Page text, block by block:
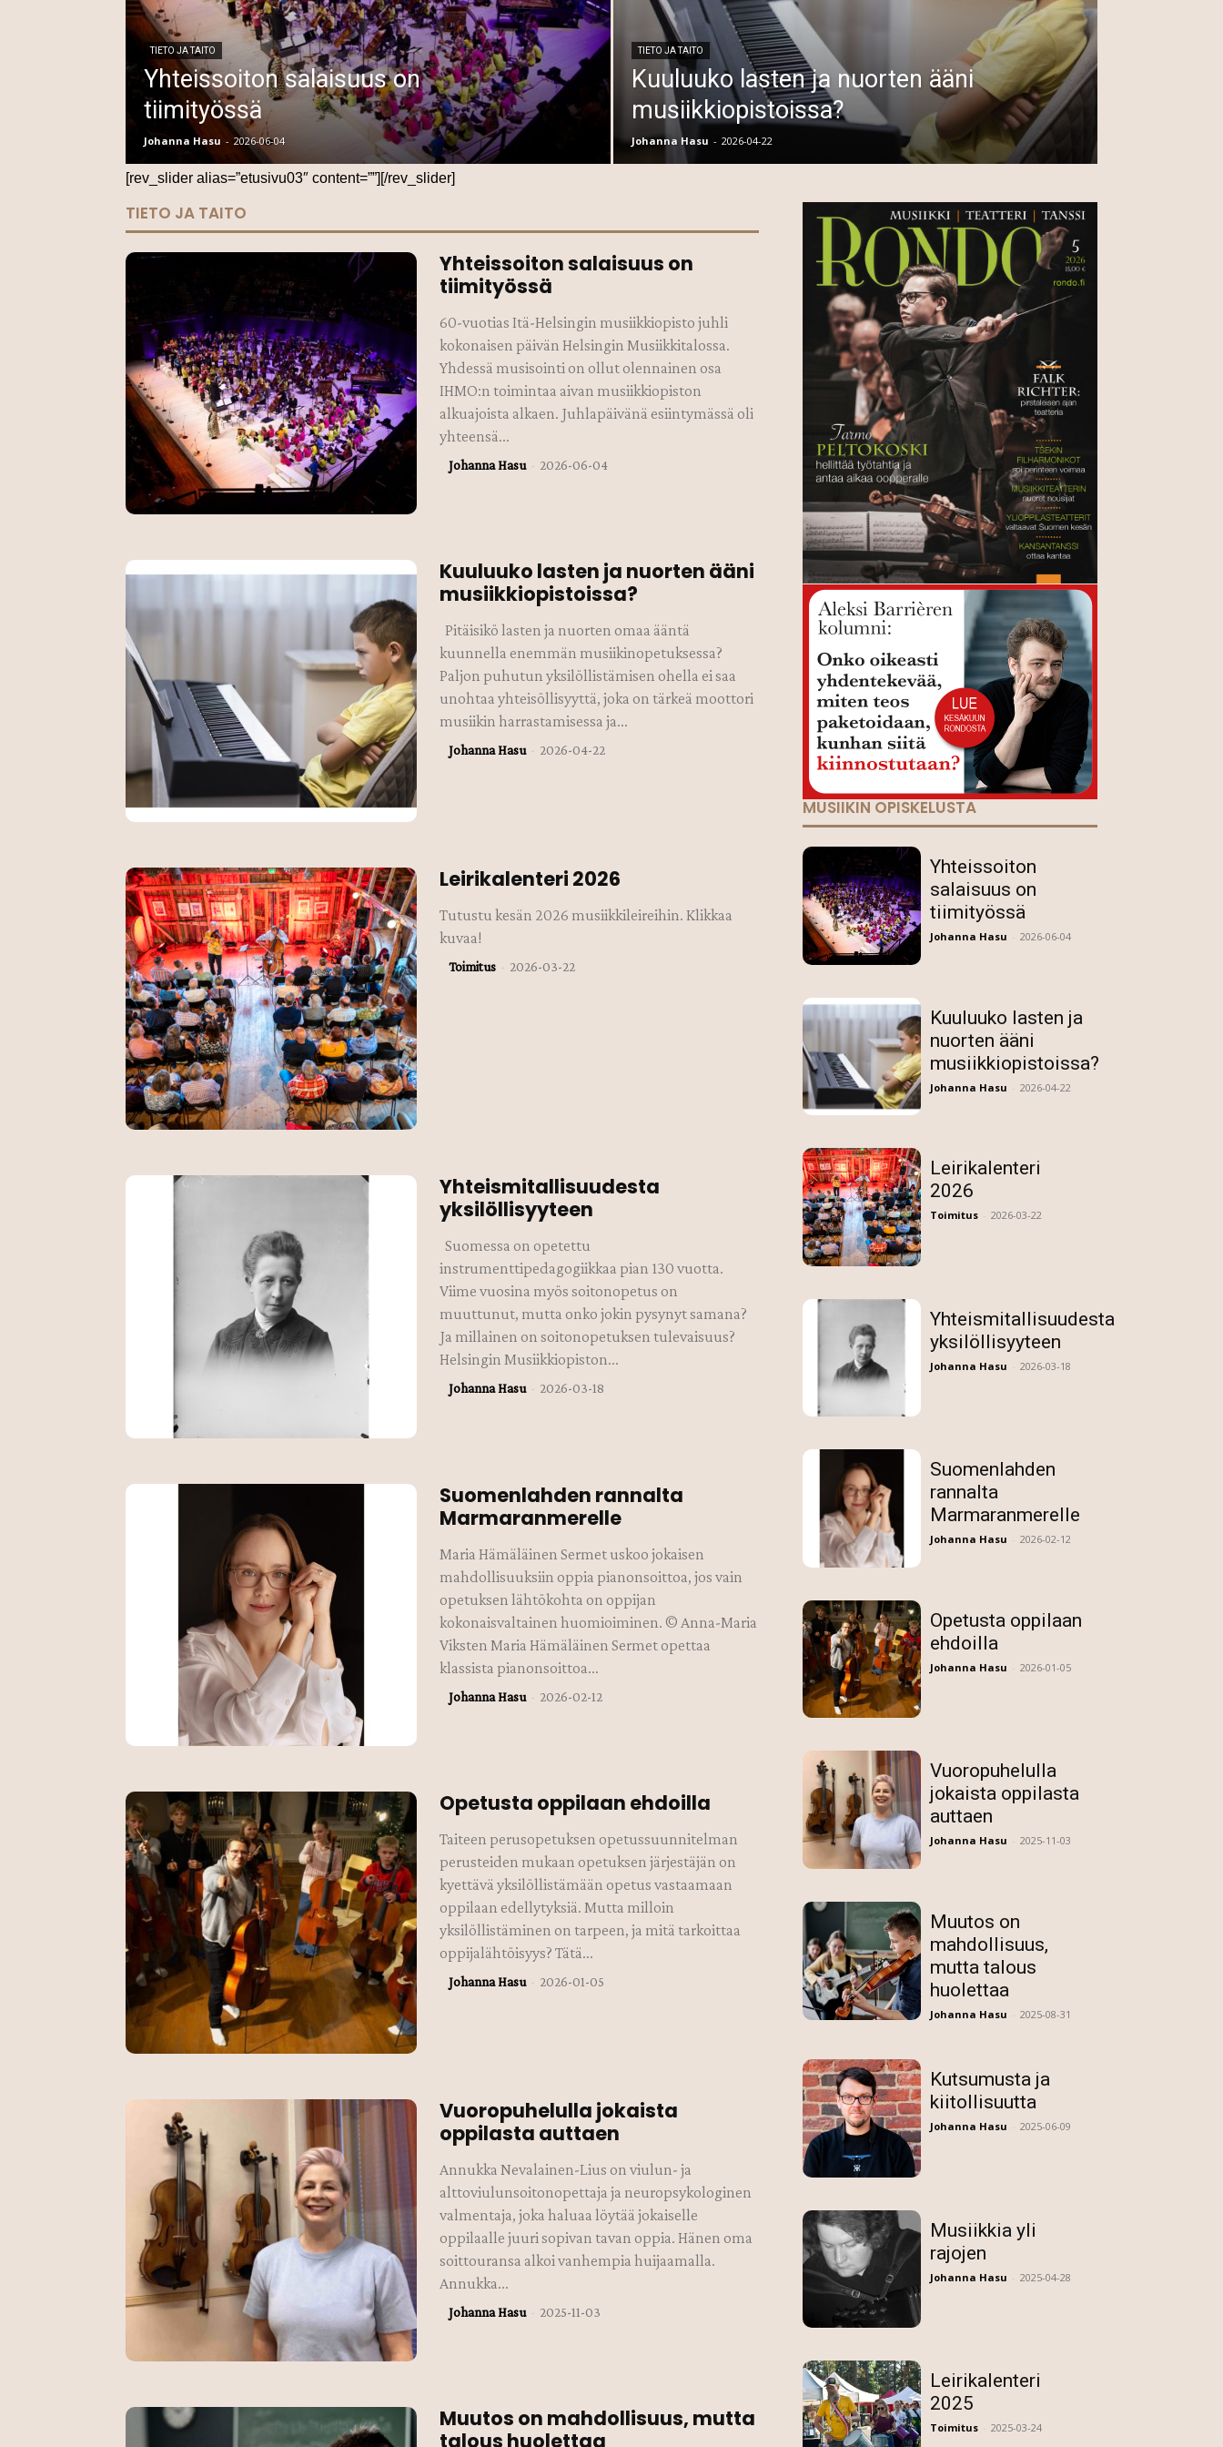
TIETO JA TAITO
Yhteissoiton salaisuus on
tiimityössä
Johanna Hasu - 2026-06-04
TIETO JA TAITO
Kuuluuko lasten ja nuorten ääni
musiikkiopistoissa?
Johanna Hasu - 2026-04-22
[rev_slider alias=”etusivu03″ content=””][/rev_slider]
TIETO JA TAITO
Yhteissoiton salaisuus on
tiimityössä
60-vuotias Itä-Helsingin musiikkiopisto juhli
kokonaisen päivän Helsingin Musiikkitalossa.
Yhdessä musisointi on ollut olennainen osa
IHMO:n toimintaa aivan musiikkiopiston
alkuajoista alkaen. Juhlapäivänä esiintymässä oli
yhteensä...
Johanna Hasu - 2026-06-04
Kuuluuko lasten ja nuorten ääni
musiikkiopistoissa?
Pitäisikö lasten ja nuorten omaa ääntä
kuunnella enemmän musiikinopetuksessa?
Paljon puhutun yksilöllistämisen ohella ei saa
unohtaa yhteisöllisyyttä, joka on tärkeä moottori
musiikin harrastamisessa ja...
Johanna Hasu - 2026-04-22
Leirikalenteri 2026
Tutustu kesän 2026 musiikkileireihin. Klikkaa
kuvaa!
Toimitus - 2026-03-22
Yhteismitallisuudesta
yksilöllisyyteen
Suomessa on opetettu
instrumenttipedagogiikkaa pian 130 vuotta.
Viime vuosina myös soitonopetus on
muuttunut, mutta onko jokin pysynyt samana?
Ja millainen on soitonopetuksen tulevaisuus?
Helsingin Musiikkiopiston...
Johanna Hasu - 2026-03-18
Suomenlahden rannalta
Marmaranmerelle
Maria Hämäläinen Sermet uskoo jokaisen
mahdollisuuksiin oppia pianonsoittoa, jos vain
opetuksen lähtökohta on oppijan
kokonaisvaltainen huomioiminen. © Anna-Maria
Viksten Maria Hämäläinen Sermet opettaa
klassista pianonsoittoa...
Johanna Hasu - 2026-02-12
Opetusta oppilaan ehdoilla
Taiteen perusopetuksen opetussuunnitelman
perusteiden mukaan opetuksen järjestäjän on
kyettävä yksilöllistämään opetus vastaamaan
oppilaan edellytyksiä. Mutta milloin
yksilöllistäminen on tarpeen, ja mitä tarkoittaa
oppijalähtöisyys? Tätä...
Johanna Hasu - 2026-01-05
Vuoropuhelulla jokaista
oppilasta auttaen
Annukka Nevalainen-Lius on viulun- ja
alttoviulunsoitonopettaja ja neuropsykologinen
valmentaja, joka haluaa löytää jokaiselle
oppilaalle juuri sopivan tavan oppia. Hänen oma
soittouransa alkoi vanhempia huijaamalla.
Annukka...
Johanna Hasu - 2025-11-03
Muutos on mahdollisuus, mutta
talous huolettaa
MUSIIKIN OPISKELUSTA
Yhteissoiton
salaisuus on
tiimityössä
Johanna Hasu - 2026-06-04
Kuuluuko lasten ja
nuorten ääni
musiikkiopistoissa?
Johanna Hasu - 2026-04-22
Leirikalenteri
2026
Toimitus - 2026-03-22
Yhteismitallisuudesta
yksilöllisyyteen
Johanna Hasu - 2026-03-18
Suomenlahden
rannalta
Marmaranmerelle
Johanna Hasu - 2026-02-12
Opetusta oppilaan
ehdoilla
Johanna Hasu - 2026-01-05
Vuoropuhelulla
jokaista oppilasta
auttaen
Johanna Hasu - 2025-11-03
Muutos on
mahdollisuus,
mutta talous
huolettaa
Johanna Hasu - 2025-08-31
Kutsumusta ja
kiitollisuutta
Johanna Hasu - 2025-06-09
Musiikkia yli
rajojen
Johanna Hasu - 2025-04-28
Leirikalenteri
2025
Toimitus - 2025-03-24